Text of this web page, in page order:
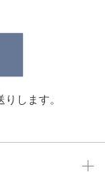
します。